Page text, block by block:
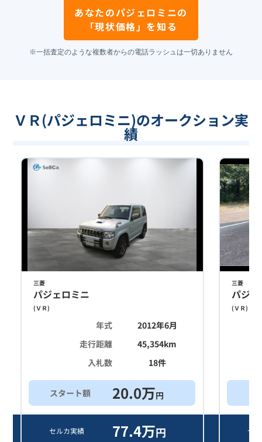
あなたのパジェロミニの
「現状価格」を知る
※一括査定のような複数者からの電話ラッシュは一切ありません
ＶＲ(パジェロミニ)のオークション実
績
三菱
パジェロミニ
(ＶＲ)
年式
2012年6月
走行距離
45,354km
入札数
18件
スタート額 20.0万円
セルカ実績 77.4万円
三菱
パジ
(ＶＲ)
セ